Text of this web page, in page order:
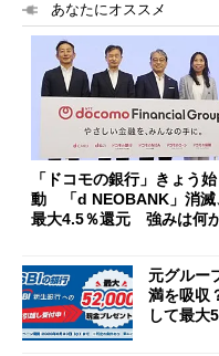
あなたにオススメ
「ドコモの銀行」きょう始
動 「d NEOBANK」消滅
最大4.5％還元 強みは何
元グルー
満を吸収
して最大